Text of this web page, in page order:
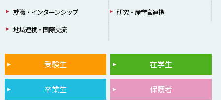
就職・インターンシップ
研究・産学官連携
地域連携・国際交流
受験生 在学生
卒業生 保護者